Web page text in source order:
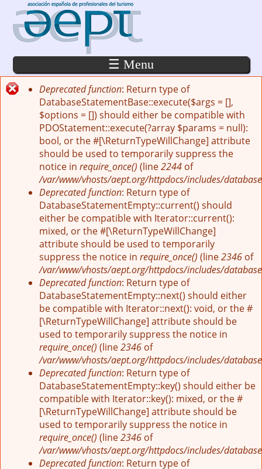
Pasar al contenido principal
☰ Menu
Mensaje de error
Deprecated function: Return type of
DatabaseStatementBase::execute($args = [],
$options = []) should either be compatible with
PDOStatement::execute(?array $params = null):
bool, or the #[\ReturnTypeWillChange] attribute
should be used to temporarily suppress the
notice in require_once() (line2244 of
/var/www/vhosts/aept.org/httpdocs/includes/
Deprecated function: Return type of
DatabaseStatementEmpty::current() should
either be compatible with Iterator::current():
mixed, or the #[\ReturnTypeWillChange]
attribute should be used to temporarily
suppress the notice in require_once() (line2346 of
/var/www/vhosts/aept.org/httpdocs/includes/
Deprecated function: Return type of
DatabaseStatementEmpty::next() should either
be compatible with Iterator::next(): void, or the #
[\ReturnTypeWillChange] attribute should be
used to temporarily suppress the notice in
require_once() (line2346 of
/var/www/vhosts/aept.org/httpdocs/includes/
Deprecated function: Return type of
DatabaseStatementEmpty::key() should either be
compatible with Iterator::key(): mixed, or the #
[\ReturnTypeWillChange] attribute should be
used to temporarily suppress the notice in
require_once() (line2346 of
/var/www/vhosts/aept.org/httpdocs/includes/
Deprecated function: Return type of